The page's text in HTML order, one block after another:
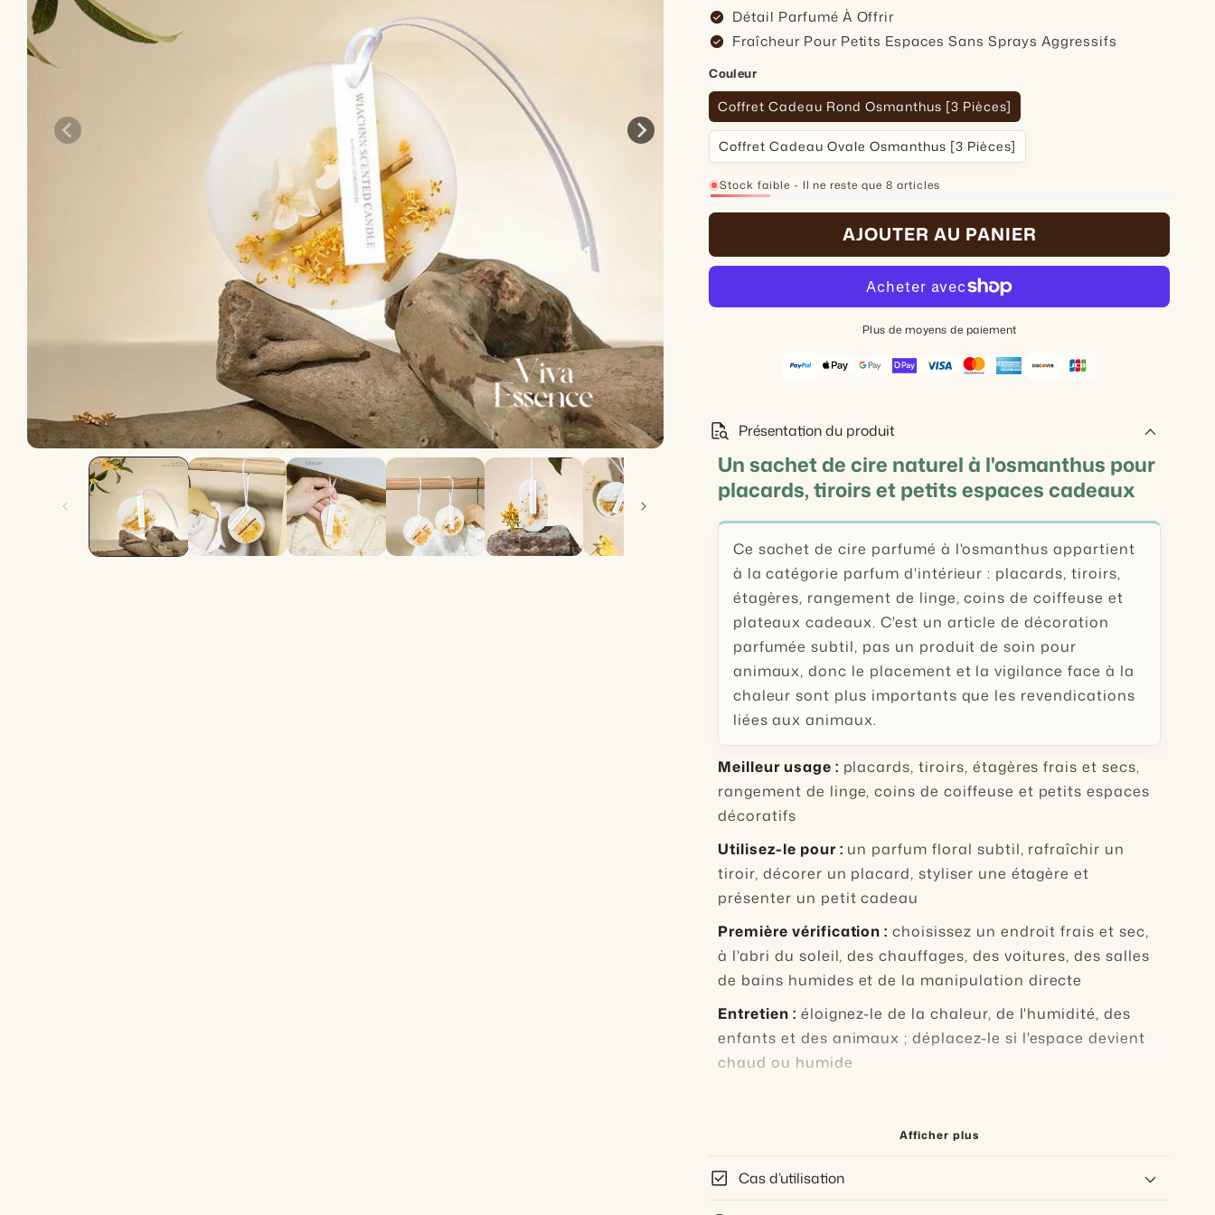
check_circle Détail Parfumé À Offrir
check_circle Fraîcheur Pour Petits Espaces Sans Sprays Aggressifs
Couleur
Coffret Cadeau Rond Osmanthus [3 Pièces]
Coffret Cadeau Ovale Osmanthus [3 Pièces]
Stock faible - Il ne reste que 8 articles
13%
AJOUTER AU PANIER
Plus de moyens de paiement
quick_reference_all Présentation du produit
Un sachet de cire naturel à l'osmanthus pour
placards, tiroirs et petits espaces cadeaux
Ce sachet de cire parfumé à l'osmanthus appartient
à la catégorie parfum d'intérieur : placards, tiroirs,
étagères, rangement de linge, coins de coiffeuse et
plateaux cadeaux. C'est un article de décoration
parfumée subtil, pas un produit de soin pour
animaux, donc le placement et la vigilance face à la
chaleur sont plus importants que les revendications
liées aux animaux.
Meilleur usage : placards, tiroirs, étagères frais et secs,
rangement de linge, coins de coiffeuse et petits espaces
décoratifs
Utilisez-le pour : un parfum floral subtil, rafraîchir un
tiroir, décorer un placard, styliser une étagère et
présenter un petit cadeau
Première vérification : choisissez un endroit frais et sec,
à l'abri du soleil, des chauffages, des voitures, des salles
de bains humides et de la manipulation directe
Entretien : éloignez-le de la chaleur, de l'humidité, des
enfants et des animaux ; déplacez-le si l'espace devient
chaud ou humide
Afficher plus
check_box Cas d’utilisation